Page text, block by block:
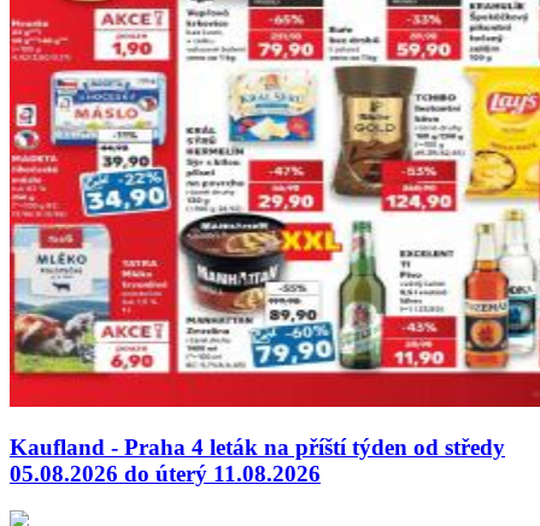
Kaufland - Praha 4 leták na příští týden od středy
05.08.2026 do úterý 11.08.2026